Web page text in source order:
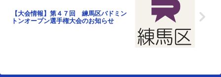
【大会情報】第４７回 練馬区バドミン
トンオープン選手権大会のお知らせ